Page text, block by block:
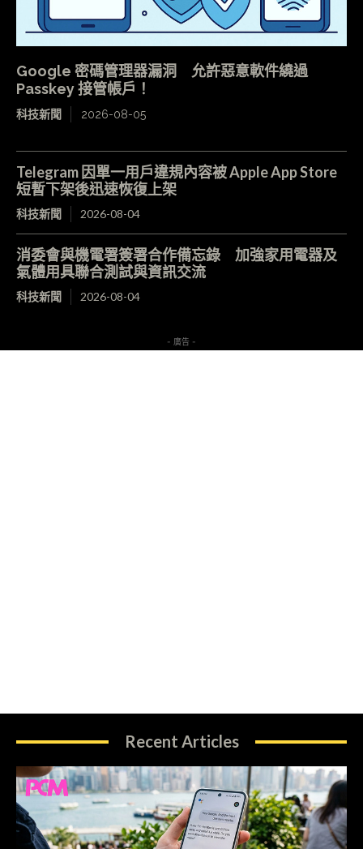
Google 密碼管理器漏洞 允許惡意軟件繞過
Passkey 接管帳戶！
科技新聞 2026-08-05
Telegram 因單一用戶違規內容被 Apple App Store
短暫下架後迅速恢復上架
科技新聞 2026-08-04
消委會與機電署簽署合作備忘錄 加強家用電器及
氣體用具聯合測試與資訊交流
科技新聞 2026-08-04
- 廣告 -
Recent Articles